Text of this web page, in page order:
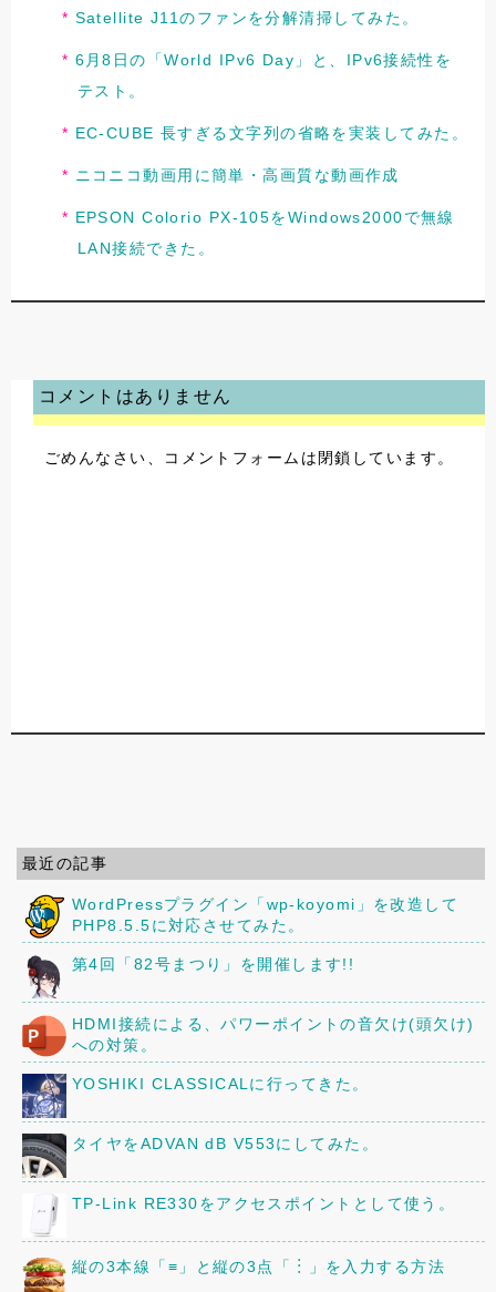
Satellite J11のファンを分解清掃してみた。
6月8日の「World IPv6 Day」と、IPv6接続性を
テスト。
EC-CUBE 長すぎる文字列の省略を実装してみた。
ニコニコ動画用に簡単・高画質な動画作成
EPSON Colorio PX-105をWindows2000で無線
LAN接続できた。
コメントはありません
ごめんなさい、コメントフォームは閉鎖しています。
最近の記事
WordPressプラグイン「wp-koyomi」を改造して
PHP8.5.5に対応させてみた。
第4回「82号まつり」を開催します!!
HDMI接続による、パワーポイントの音欠け(頭欠け)
への対策。
YOSHIKI CLASSICALに行ってきた。
タイヤをADVAN dB V553にしてみた。
TP-Link RE330をアクセスポイントとして使う。
縦の3本線「≡」と縦の3点「︙」を入力する方法